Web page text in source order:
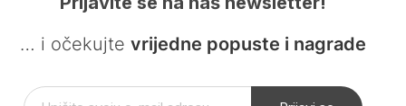
… i očekujte vrijedne popuste i nagrade